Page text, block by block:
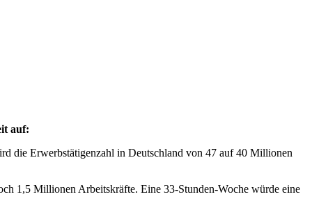
auf:
die Erwerbstätigenzahl in Deutschland von 47 auf 40 Millionen
1,5 Millionen Arbeitskräfte. Eine 33-Stunden-Woche würde eine